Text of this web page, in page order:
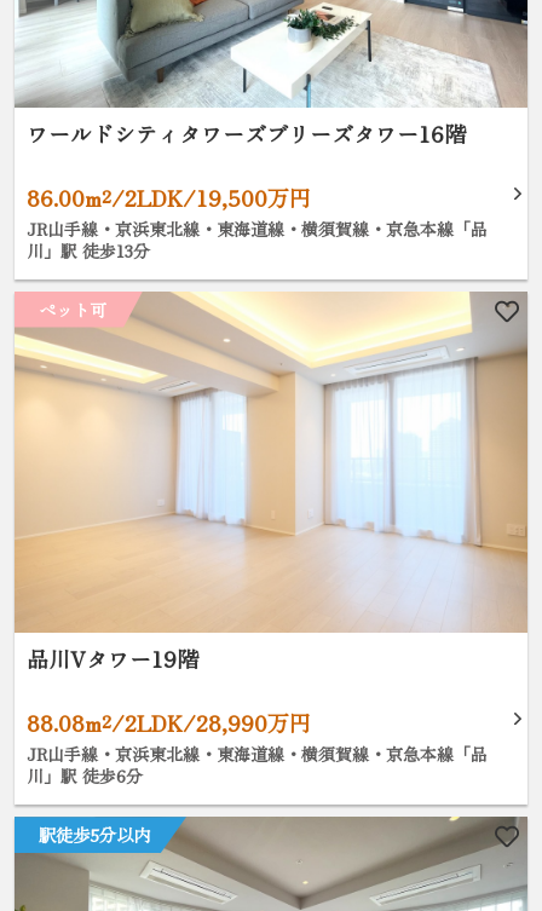
ワールドシティタワーズブリーズタワー16階
86.00m²/2LDK/19,500万円
JR山手線・京浜東北線・東海道線・横須賀線・京急本線「品
川」駅 徒歩13分
ペット可
品川Vタワー19階
88.08m²/2LDK/28,990万円
JR山手線・京浜東北線・東海道線・横須賀線・京急本線「品
川」駅 徒歩6分
駅徒歩5分以内